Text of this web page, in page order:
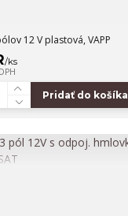
12 V plastová, VAPP
/ks
Pridať do košíka